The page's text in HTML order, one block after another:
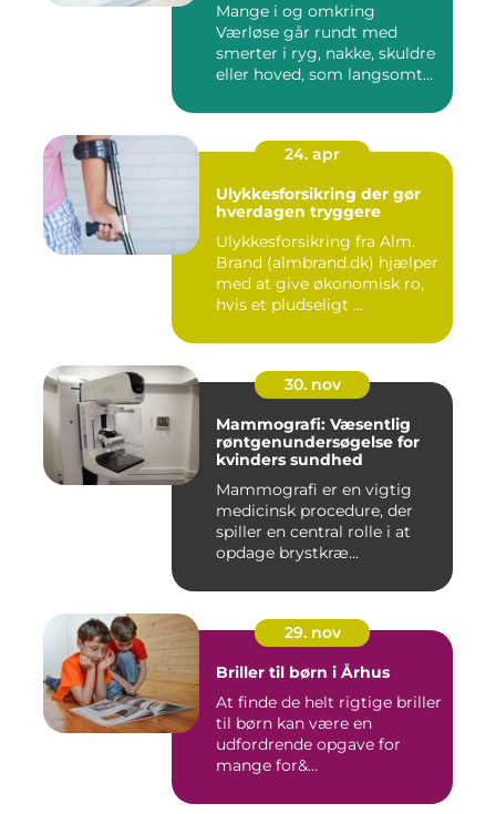
Mange i og omkring
Værløse går rundt med
smerter i ryg, nakke, skuldre
eller hoved, som langsomt
24. apr
Ulykkesforsikring der gør
hverdagen tryggere
Ulykkesforsikring fra Alm.
Brand (almbrand.dk) hjælper
med at give økonomisk ro,
hvis et pludseligt ...
30. nov
Mammografi: Væsentlig
røntgenundersøgelse for
kvinders sundhed
Mammografi er en vigtig
medicinsk procedure, der
spiller en central rolle i at
opdage brystkræ...
29. nov
Briller til børn i Århus
At finde de helt rigtige briller
til børn kan være en
udfordrende opgave for
mange for&...